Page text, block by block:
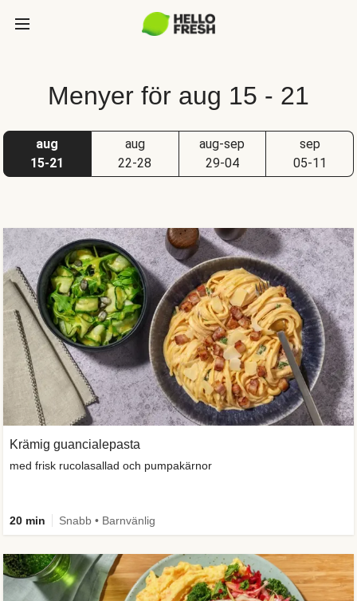
Menyer för aug 15 - 21
aug
15-21
aug
22-28
aug-sep
29-04
sep
05-11
Krämig guancialepasta
med frisk rucolasallad och pumpakärnor
20 min Snabb • Barnvänlig